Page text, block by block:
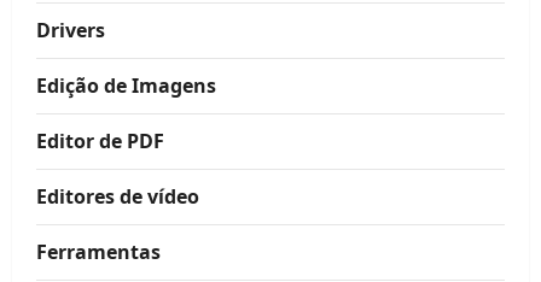
Drivers
Edição de Imagens
Editor de PDF
Editores de vídeo
Ferramentas